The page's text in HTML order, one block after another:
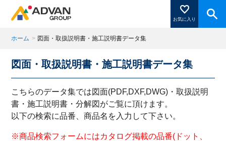
お気に入り
商品ページにある「お気に入り登録」を押すと登録した
商品がここに表示されます。
ホーム > 図面・取扱説明書・施工説明書データ集
図面・取扱説明書・施工説明書データ集
こちらのデータ集では図面(PDF,DXF,DWG)・取扱説明
書・施工説明書・分解図がご覧に頂けます。
以下の検索に品番、商品名を入力して下さい。
※商品検索フォームにはカタログ掲載の品番(ドット、